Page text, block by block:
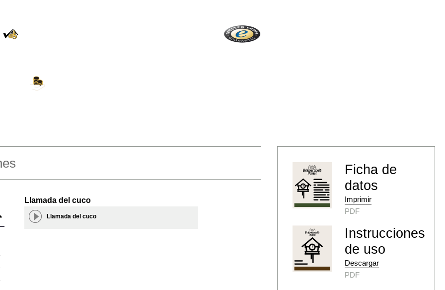
Llamada del cuco
Llamada del cuco
Ficha de
datos
Imprimir
PDF
Instrucciones
de uso
Descargar
PDF